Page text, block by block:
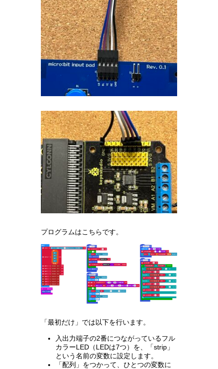
プログラムはこちらです。
「最初だけ」では以下を行います。
入出力端子の2番につながっているフル
カラーLED（LEDは7つ）を、「strip」
という名前の変数に設定します。
「配列」をつかって、ひとつの変数に